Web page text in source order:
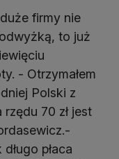
firmy nie
to już
- Otrzymałem
Polski z
70 zł jest
płaca